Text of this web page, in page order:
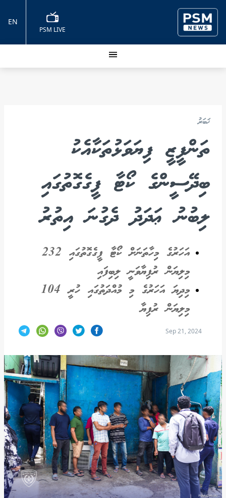
PSM LIVE
EN
ޚަބަރު
ތަންފީޒީ ފިޔަވަޅުތަކާއެކު
ބިދޭސީންގެ ކޯޓާ ފީގެގޮތުގައި
ލިބުނު ޢަދަދު ދެގުނަ އިތުރު
އަހަރުގެ މިހާތަނަށް ކޯޓާ ފީގެގޮތުގައި 232
މިލިޔަން ރުފިޔާވަނީ ލިބިފައި
މިދިޔަ އަހަރުގެ މި މުއްދަތުގައި ހުރީ 104
މިލިޔަން ރުފިޔާ
Sep 21, 2024